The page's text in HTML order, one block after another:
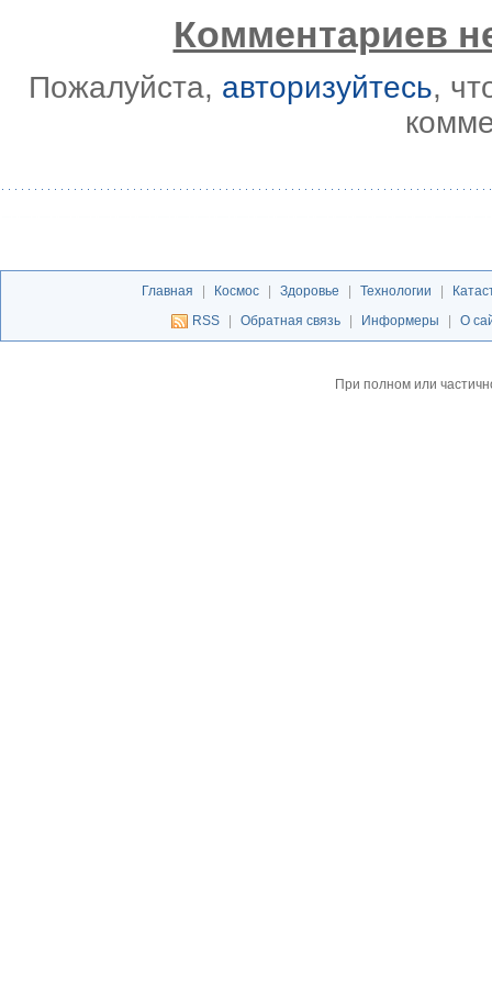
Комментариев
Пожалуйста, авторизуйтесь,
Главная | Космос | Здоровье | Технологии |
RSS
| Обратная связь | Информеры | О
При полном или